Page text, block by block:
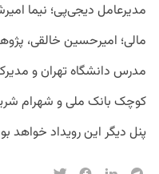
مدیرعامل دیجی‌پی؛ نیما
مالی؛ امیرحسین خالقی،
مدرس دانشگاه تهران و
کوچک بانک ملی و شهرام
پنل دیگر این رویداد خواهد